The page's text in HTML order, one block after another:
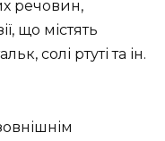
речовин,
що містять
солі ртуті та ін.